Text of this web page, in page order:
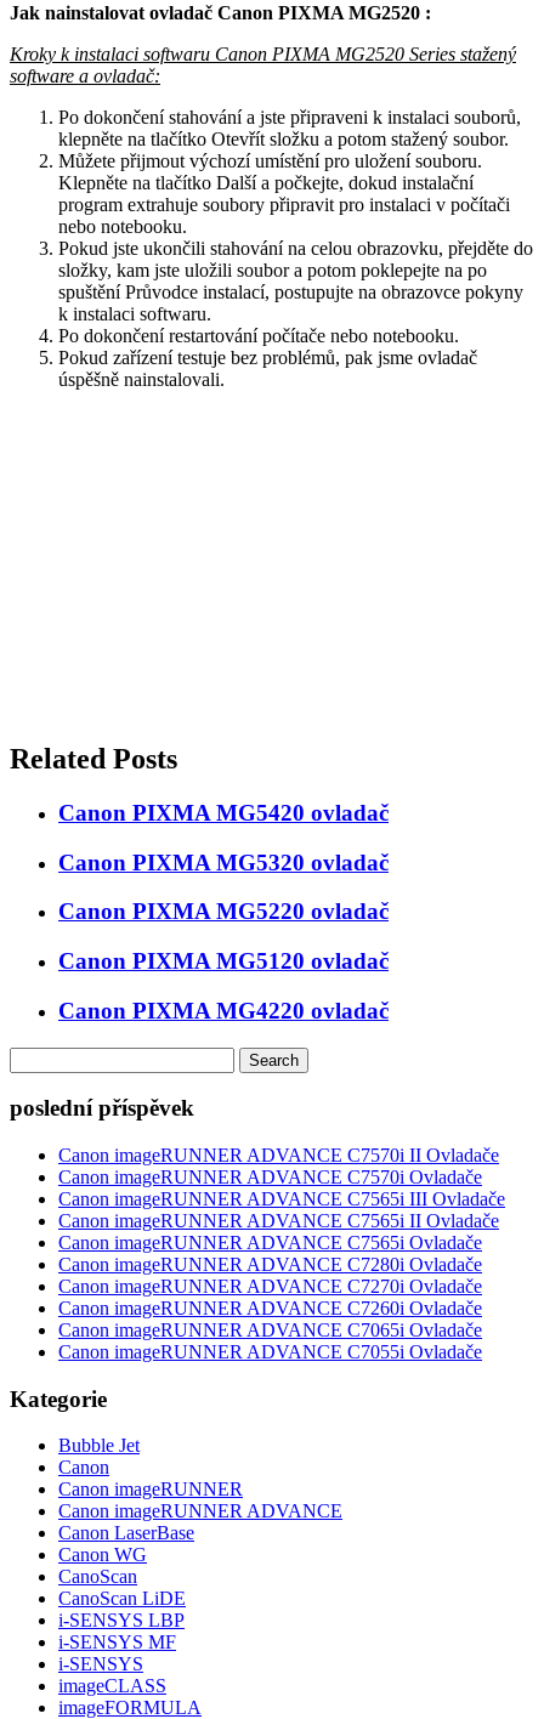
Jak nainstalovat ovladač Canon PIXMA MG2520 :
Kroky k instalaci softwaru Canon PIXMA MG2520 Series stažený
software a ovladač:
Po dokončení stahování a jste připraveni k instalaci souborů,
klepněte na tlačítko Otevřít složku a potom stažený soubor.
Můžete přijmout výchozí umístění pro uložení souboru.
Klepněte na tlačítko Další a počkejte, dokud instalační
program extrahuje soubory připravit pro instalaci v počítači
nebo notebooku.
Pokud jste ukončili stahování na celou obrazovku, přejděte do
složky, kam jste uložili soubor a potom poklepejte na po
spuštění Průvodce instalací, postupujte na obrazovce pokyny
k instalaci softwaru.
Po dokončení restartování počítače nebo notebooku.
Pokud zařízení testuje bez problémů, pak jsme ovladač
úspěšně nainstalovali.
Related Posts
Canon PIXMA MG5420 ovladač
Canon PIXMA MG5320 ovladač
Canon PIXMA MG5220 ovladač
Canon PIXMA MG5120 ovladač
Canon PIXMA MG4220 ovladač
for:
poslední příspěvek
Canon imageRUNNER ADVANCE C7570i II Ovladače
Canon imageRUNNER ADVANCE C7570i Ovladače
Canon imageRUNNER ADVANCE C7565i III Ovladače
Canon imageRUNNER ADVANCE C7565i II Ovladače
Canon imageRUNNER ADVANCE C7565i Ovladače
Canon imageRUNNER ADVANCE C7280i Ovladače
Canon imageRUNNER ADVANCE C7270i Ovladače
Canon imageRUNNER ADVANCE C7260i Ovladače
Canon imageRUNNER ADVANCE C7065i Ovladače
Canon imageRUNNER ADVANCE C7055i Ovladače
Kategorie
Bubble Jet
Canon
Canon imageRUNNER
Canon imageRUNNER ADVANCE
Canon LaserBase
Canon WG
CanoScan
CanoScan LiDE
i-SENSYS LBP
i-SENSYS MF
i‑SENSYS
imageCLASS
imageFORMULA